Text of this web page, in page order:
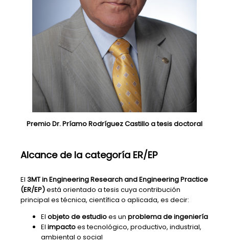
Premio Dr. Príamo Rodríguez Castillo a tesis doctoral
Alcance de la categoría ER/EP
El 3MT in Engineering Research and Engineering Practice
(ER/EP)está orientado a tesis cuya contribución
principal es técnica, científica o aplicada, es decir:
El objeto de estudioes un problema de ingeniería
El impactoes tecnológico, productivo, industrial,
ambiental o social